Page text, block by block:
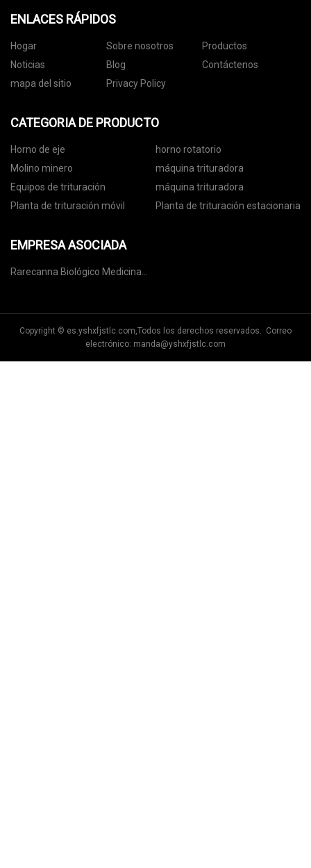
ENLACES RÁPIDOS
Hogar Sobre nosotros
Productos
Noticias
Blog
Contáctenos
mapa del sitio
Privacy Policy
CATEGORIA DE PRODUCTO
Horno de eje
horno rotatorio
Molino minero
máquina trituradora
Equipos de trituración
máquina trituradora
Planta de trituración móvil
Planta de trituración estacionaria
EMPRESA ASOCIADA
Rarecanna Biológico Medicina
Copyright © es.yshxfjstlc.com,Todos los derechos reservados. Correo
electrónico: manda@yshxfjstlc.com